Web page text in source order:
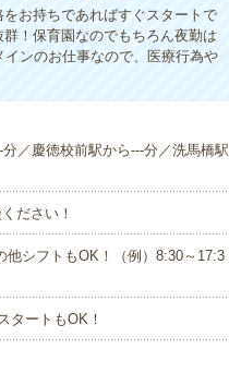
お持ちであればすぐスタートで
！保育園なのでもちろん夜勤は
ンのお仕事なので、医療行為や
／慶徳校前駅から---分／洗馬橋駅
ださい！
他シフトもOK！（例）8:30～17:3
ートもOK！